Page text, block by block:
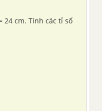
24 cm. Tính các tỉ số